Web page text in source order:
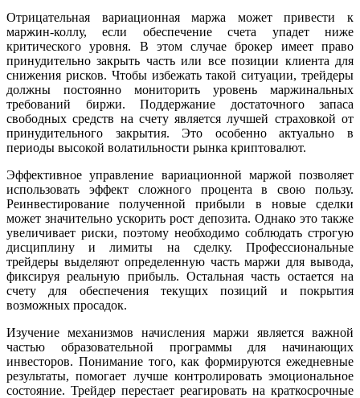
Отрицательная вариационная маржа может привести к
маржин-коллу, если обеспечение счета упадет ниже
критического уровня. В этом случае брокер имеет право
принудительно закрыть часть или все позиции клиента для
снижения рисков. Чтобы избежать такой ситуации, трейдеры
должны постоянно мониторить уровень маржинальных
требований биржи. Поддержание достаточного запаса
свободных средств на счету является лучшей страховкой от
принудительного закрытия. Это особенно актуально в
периоды высокой волатильности рынка криптовалют.
Эффективное управление вариационной маржой позволяет
использовать эффект сложного процента в свою пользу.
Реинвестирование полученной прибыли в новые сделки
может значительно ускорить рост депозита. Однако это также
увеличивает риски, поэтому необходимо соблюдать строгую
дисциплину и лимиты на сделку. Профессиональные
трейдеры выделяют определенную часть маржи для вывода,
фиксируя реальную прибыль. Остальная часть остается на
счету для обеспечения текущих позиций и покрытия
возможных просадок.
Изучение механизмов начисления маржи является важной
частью образовательной программы для начинающих
инвесторов. Понимание того, как формируются ежедневные
результаты, помогает лучше контролировать эмоциональное
состояние. Трейдер перестает реагировать на краткосрочные